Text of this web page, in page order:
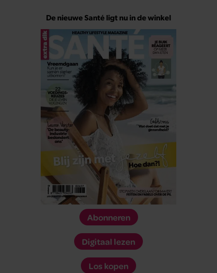
De nieuwe Santé ligt nu in de winkel
Abonneren
Digitaal lezen
Los kopen